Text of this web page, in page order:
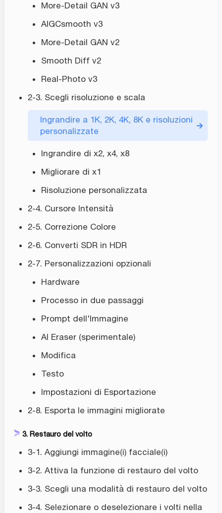
More-Detail GAN v3
AIGCsmooth v3
More-Detail GAN v2
Smooth Diff v2
Real-Photo v3
2-3. Scegli risoluzione e scala
Ingrandire a 1K, 2K, 4K, 8K e risoluzioni
personalizzate
Ingrandire di x2, x4, x8
Migliorare di x1
Risoluzione personalizzata
2-4. Cursore Intensità
2-5. Correzione Colore
2-6. Converti SDR in HDR
2-7. Personalizzazioni opzionali
Hardware
Processo in due passaggi
Prompt dell'Immagine
AI Eraser (sperimentale)
Modifica
Testo
Impostazioni di Esportazione
2-8. Esporta le immagini migliorate
3. Restauro del volto
3-1. Aggiungi immagine(i) facciale(i)
3-2. Attiva la funzione di restauro del volto
3-3. Scegli una modalità di restauro del volto
3-4. Selezionare o deselezionare i volti nella